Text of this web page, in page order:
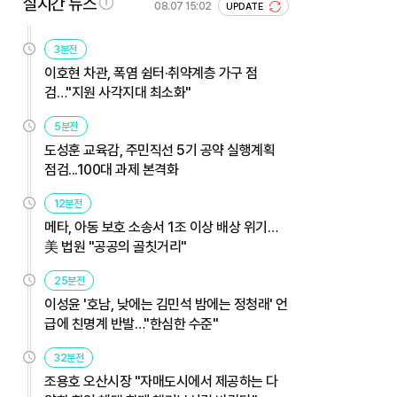
08.07 15:02 UPDATE
3분전
이호현 차관, 폭염 쉼터·취약계층 가구 점
검…"지원 사각지대 최소화"
5분전
도성훈 교육감, 주민직선 5기 공약 실행계획
점검...100대 과제 본격화
12분전
메타, 아동 보호 소송서 1조 이상 배상 위기…
美 법원 "공공의 골칫거리"
25분전
이성윤 '호남, 낮에는 김민석 밤에는 정청래' 언
급에 친명계 반발…"한심한 수준"
32분전
조용호 오산시장 "자매도시에서 제공하는 다